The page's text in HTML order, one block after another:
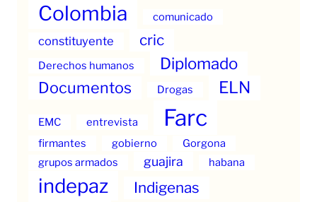
Colombia comunicado
constituyente cric
Derechos humanos Diplomado
Documentos Drogas ELN
EMC entrevista Farc
firmantes gobierno
Gorgona
grupos armados
guajira habana
indepaz Indigenas